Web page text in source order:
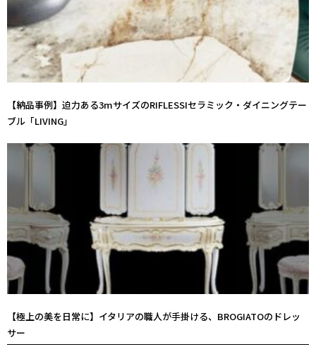
【納品事例】迫力ある3mサイズのRIFLESSIセラミック・ダイニングテー
ブル「LIVING」
【極上の美を日常に】イタリアの職人が手掛ける、BROGIATOのドレッ
サー